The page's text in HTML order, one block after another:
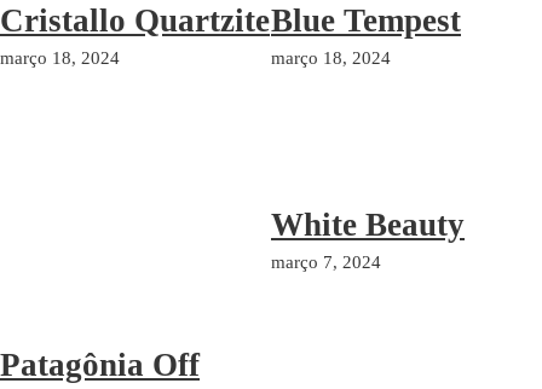
Cristallo Quartzite
março 18, 2024
Blue Tempest
março 18, 2024
Patagônia Off
White Beauty
março 7, 2024